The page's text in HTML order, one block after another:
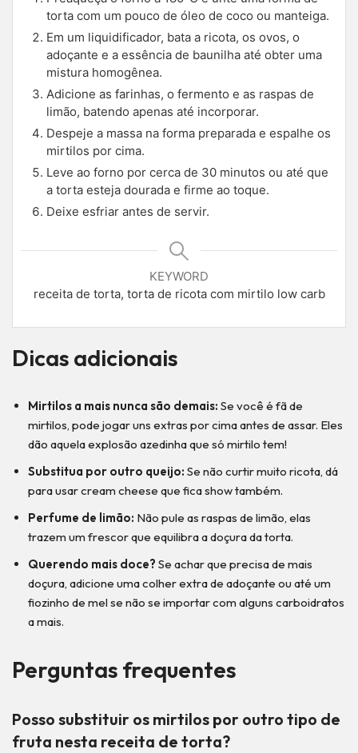
torta com um pouco de óleo de coco ou manteiga.
Em um liquidificador, bata a ricota, os ovos, o
adoçante e a essência de baunilha até obter uma
mistura homogênea.
Adicione as farinhas, o fermento e as raspas de
limão, batendo apenas até incorporar.
Despeje a massa na forma preparada e espalhe os
mirtilos por cima.
Leve ao forno por cerca de 30 minutos ou até que
a torta esteja dourada e firme ao toque.
Deixe esfriar antes de servir.
KEYWORD
receita de torta, torta de ricota com mirtilo low carb
Dicas adicionais
Mirtilos a mais nunca são demais: Se você é fã de
mirtilos, pode jogar uns extras por cima antes de assar. Eles
dão aquela explosão azedinha que só mirtilo tem!
Substitua por outro queijo: Se não curtir muito ricota, dá
para usar cream cheese que fica show também.
Perfume de limão: Não pule as raspas de limão, elas
trazem um frescor que equilibra a doçura da torta.
Querendo mais doce? Se achar que precisa de mais
doçura, adicione uma colher extra de adoçante ou até um
fiozinho de mel se não se importar com alguns carboidratos
a mais.
Perguntas frequentes
Posso substituir os mirtilos por outro tipo de
fruta nesta receita de torta?